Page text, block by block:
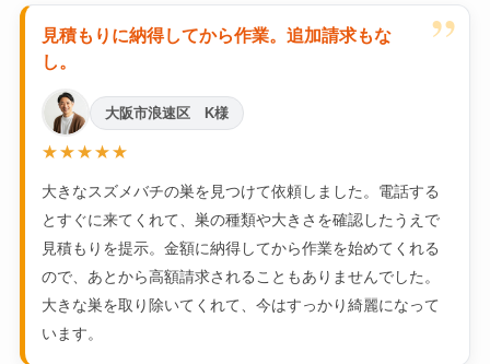
”
見積もりに納得してから作業。追加請求もな
し。
大阪市浪速区 K様
★★★★★
大きなスズメバチの巣を見つけて依頼しました。電話する
とすぐに来てくれて、巣の種類や大きさを確認したうえで
見積もりを提示。金額に納得してから作業を始めてくれる
ので、あとから高額請求されることもありませんでした。
大きな巣を取り除いてくれて、今はすっかり綺麗になって
います。